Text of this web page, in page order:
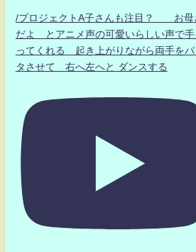
/プロジェクトA子さんも注目？ お母
だよ とアニメ声の可愛いらしい声で手
ってくれる 起き上がりながら両手をパ
タさせて 右へ左へと ダンスする